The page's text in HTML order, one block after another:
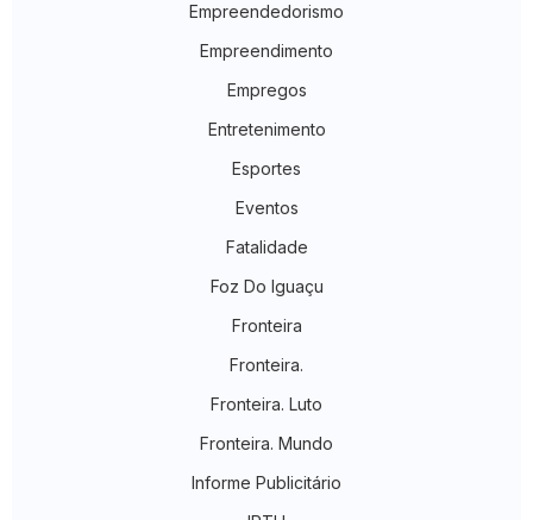
Empreendedorismo
Empreendimento
Empregos
Entretenimento
Esportes
Eventos
Fatalidade
Foz Do Iguaçu
Fronteira
Fronteira.
Fronteira. Luto
Fronteira. Mundo
Informe Publicitário